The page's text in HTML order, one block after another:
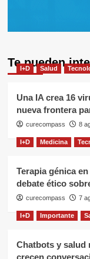
Te pueden
I+D Salud
Una IA crea 16
nueva frontera
curecompass 8
I+D Medicina
Terapia génica
debate ético
curecompass 7
I+D Importante
Chatbots y salud
crecen